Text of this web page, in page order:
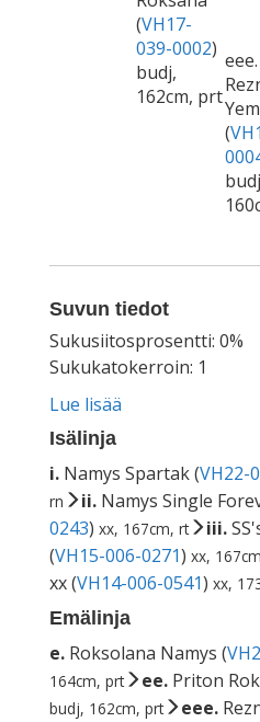
(VH17-
039-0002)
budj,
162cm, prt
eee.
(
Suvun tiedot
Sukusiitosprosentti: 0%
Sukukatokerroin: 1
Lue lisää
Isälinja
i. Namys Spartak (VH22-
rn
ii. Namys Single
0243) xx, 167cm, rt iii.
(VH15-006-0271) xx, 167cm
xx (VH14-006-0541) xx,
Emälinja
e. Roksolana Namys (
164cm, prt
ee. Priton
budj, 162cm, prt eee.